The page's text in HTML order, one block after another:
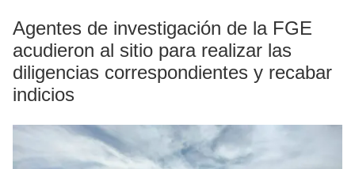
Agentes de investigación de la FGE
acudieron al sitio para realizar las
diligencias correspondientes y recabar
indicios